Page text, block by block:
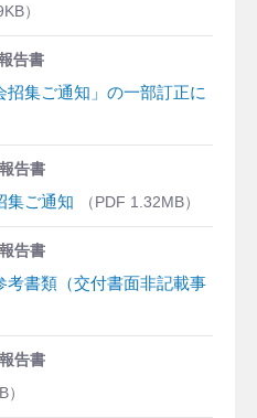
告書
招集ご通知」の一部訂正に
告書
集ご通知 1.32MB
告書
考書類（交付書面非記載事
告書